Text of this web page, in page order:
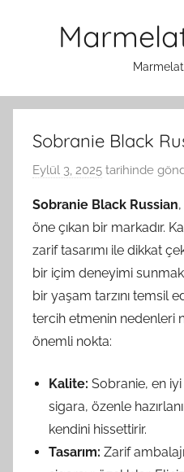
Sobranie Black
Eylül 3, 2025 tarihinde
Sobranie Black Russian
öne çıkan bir markadır.
zarif tasarımı ile dikkat
bir içim deneyimi
bir yaşam tarzını temsil
tercih etmenin nedenleri
önemli nokta:
Kalite: Sobranie, en
sigara, özenle
kendini hissettirir.
Tasarım: Zarif